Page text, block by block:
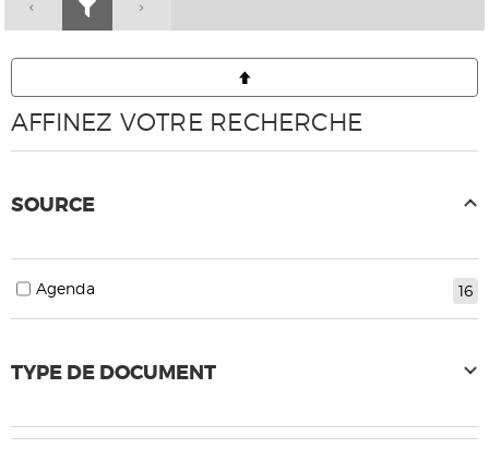
AFFINEZ VOTRE RECHERCHE
SOURCE
16
Agenda
TYPE DE DOCUMENT